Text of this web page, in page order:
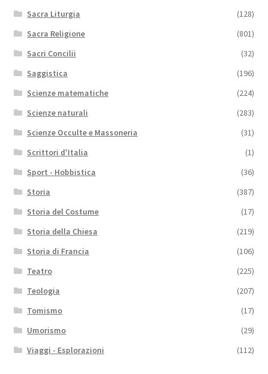
Sacra Liturgia
(128)
Sacra Religione
(801)
Sacri Concilii
(32)
Saggistica
(196)
Scienze matematiche
(224)
Scienze naturali
(283)
Scienze Occulte e Massoneria
(31)
Scrittori d'Italia
(1)
Sport - Hobbistica
(36)
Storia
(387)
Storia del Costume
(17)
Storia della Chiesa
(219)
Storia di Francia
(106)
Teatro
(225)
Teologia
(207)
Tomismo
(17)
Umorismo
(29)
Viaggi - Esplorazioni
(112)